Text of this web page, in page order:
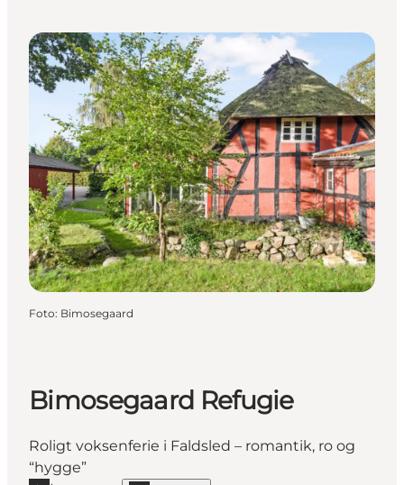
Foto: Bimosegaard
Bimosegaard Refugie
Roligt voksenferie i Faldsled – romantik, ro og
“hygge”